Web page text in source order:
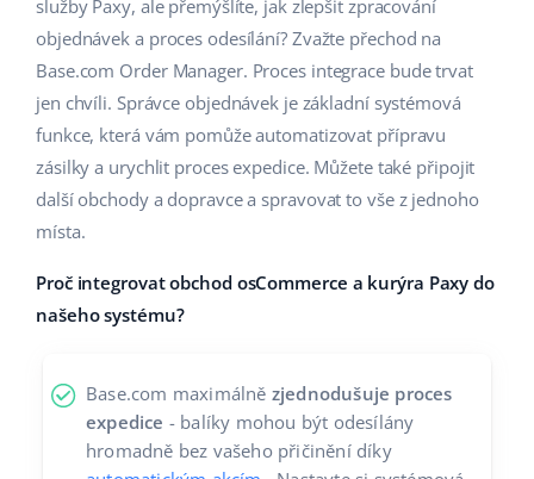
Správa přepravy
Automatizace procesů
Base Connect
AI pro e-commerce
Domov a zahrada
Výrobky pro děti
Elektronika
Automobilové díly
Supermarket
Zdraví a krása
Podpora
Akademie
Blog
Kalendář webinářů a eventů
Služby
Implementace systému
english (US)
english (GB)
english (IN)
čeština
deutsch
Ελληνικά
español (MX)
Français
služby Paxy, ale přemýšlíte, jak zlepšit zpracování
objednávek a proces odesílání? Zvažte přechod na
Base.com Order Manager. Proces integrace bude trvat
jen chvíli. Správce objednávek je základní systémová
funkce, která vám pomůže automatizovat přípravu
zásilky a urychlit proces expedice. Můžete také připojit
další obchody a dopravce a spravovat to vše z jednoho
místa.
Proč integrovat obchod osCommerce a kurýra Paxy do
našeho systému?
Base.com maximálně zjednodušuje proces
expedice - balíky mohou být odesílány
hromadně bez vašeho přičinění díky